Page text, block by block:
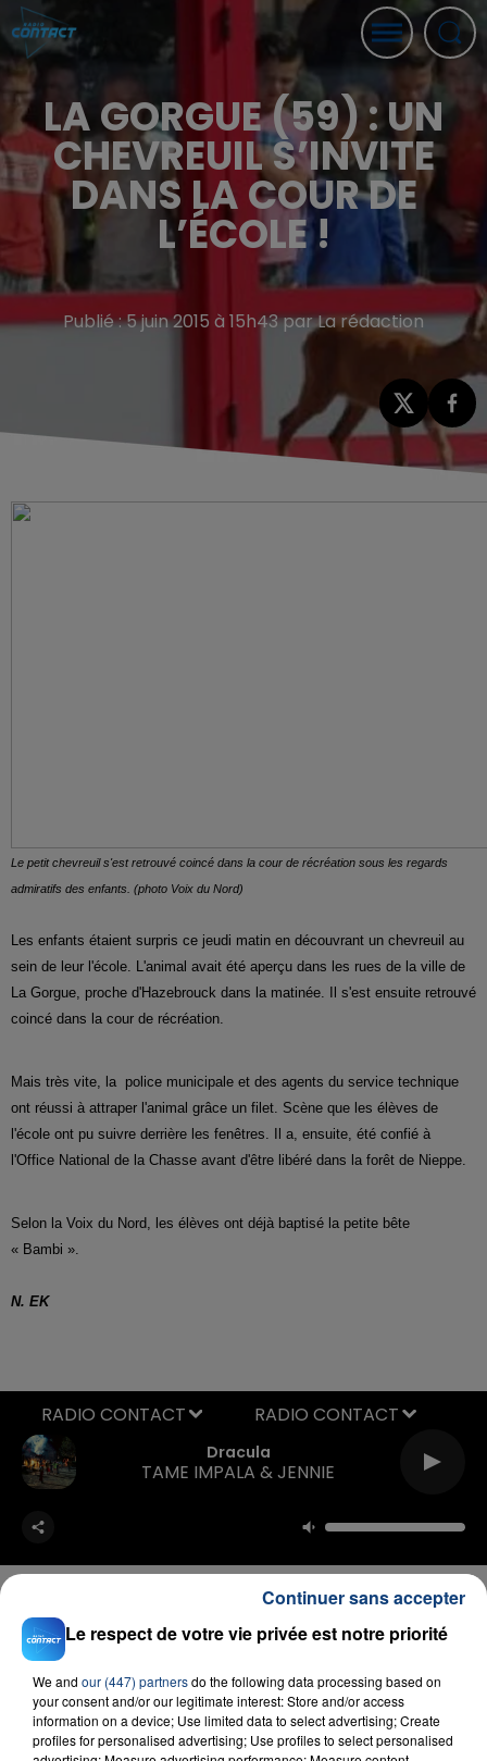
LA GORGUE (59) : UN
CHEVREUIL S’INVITE
DANS LA COUR DE
L’ÉCOLE !
Publié : 5 juin 2015 à 15h43 par La rédaction
Le petit chevreuil s'est retrouvé coincé dans la cour de récréation sous les regards
admiratifs des enfants. (photo Voix du Nord)
Les enfants étaient surpris ce jeudi matin en découvrant un chevreuil au
sein de leur l'école. L'animal avait été aperçu dans les rues de la ville de
La Gorgue, proche d'Hazebrouck dans la matinée. Il s'est ensuite retrouvé
coincé dans la cour de récréation.
Mais très vite, la police municipale et des agents du service technique
ont réussi à attraper l'animal grâce un filet. Scène que les élèves de
l'école ont pu suivre derrière les fenêtres. Il a, ensuite, été confié à
l'Office National de la Chasse avant d'être libéré dans la forêt de Nieppe.
Selon la Voix du Nord, les élèves ont déjà baptisé la petite bête
« Bambi ».
N. EK
Dracula
TAME IMPALA & JENNIE
RADIO CONTACT
FIL D'ACTU
Le respect de votre vie privée est notre priorité
We and our (447) partnersdo the following data processing based on
your consent and/or our legitimate interest: Store and/or access
information on a device; Use limited data to select advertising; Create
profiles for personalised advertising; Use profiles to select personalised
Continuer sans accepter